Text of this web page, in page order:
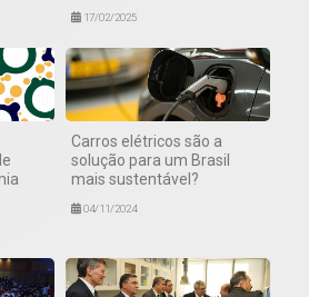
17/02/2025
Carros elétricos são a
solução para um Brasil
mais sustentável?
04/11/2024